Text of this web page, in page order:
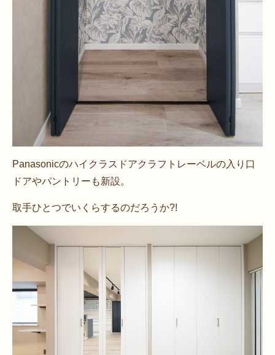
Panasonicのハイクラスドアクラフトレーベルの入り口
ドアやパントリーも新設。
取手ひとつでいくらするのだろうか?!